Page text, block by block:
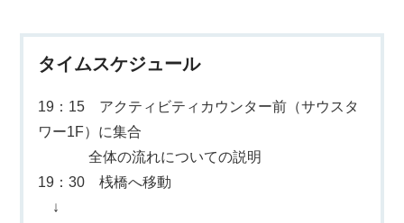
タイムスケジュール
19：15 アクティビティカウンター前（サウスタ
ワー1F）に集合
全体の流れについての説明
19：30 桟橋へ移動
↓